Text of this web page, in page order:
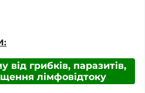
від грибків, паразитів,
лімфовідтоку